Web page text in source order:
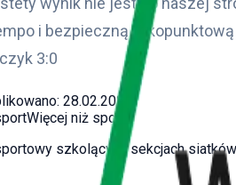
i bezpieczną
3:0
28.02.2026
Więcej niż sport
szkolący w sekcjach